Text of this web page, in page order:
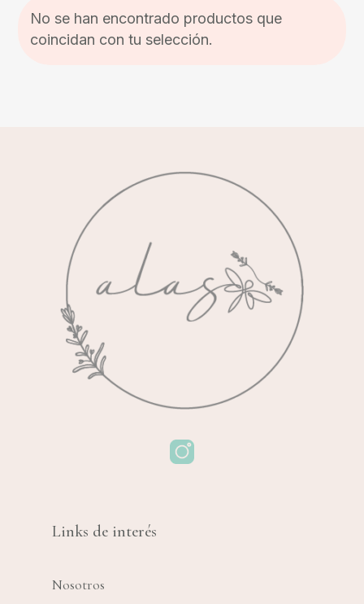
No hay productos
en el carrito.
No se han encontrado productos que
coincidan con tu selección.
Links de interés
Nosotros